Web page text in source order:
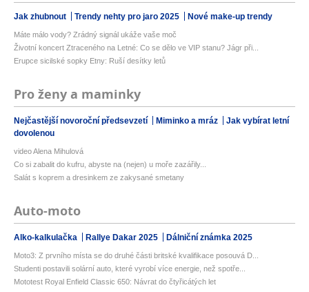
Jak zhubnout Trendy nehty pro jaro 2025 Nové make-up trendy
Máte málo vody? Zrádný signál ukáže vaše moč
Životní koncert Ztraceného na Letné: Co se dělo ve VIP stanu? Jágr při...
Erupce sicilské sopky Etny: Ruší desítky letů
Pro ženy a maminky
Nejčastější novoroční předsevzetí Miminko a mráz
Jak vybírat letní
dovolenou
video Alena Mihulová
Co si zabalit do kufru, abyste na (nejen) u moře zazářily...
Salát s koprem a dresinkem ze zakysané smetany
Auto-moto
Alko-kalkulačka Rallye Dakar 2025 Dálniční známka 2025
Moto3: Z prvního místa se do druhé části britské kvalifikace posouvá D...
Studenti postavili solární auto, které vyrobí více energie, než spotře...
Mototest Royal Enfield Classic 650: Návrat do čtyřicátých let